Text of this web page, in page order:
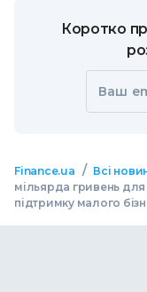
Коротко
Ваш
Finance.ua / Всі
мільярда гривень
підтримку малого